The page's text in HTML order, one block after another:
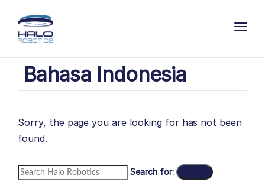
Bahasa Indonesia
Sorry, the page you are looking for has not been
found.
Search for: